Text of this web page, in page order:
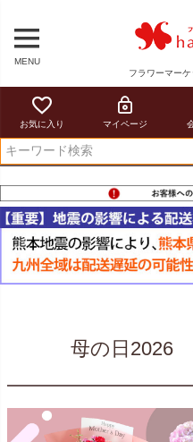
MENU
フラワーマー
お気に入り マイページ
母の日2026